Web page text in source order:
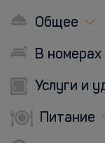
Общее
В номерах
Услуги и
Питание